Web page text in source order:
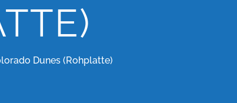
Dunes (Rohplatte)